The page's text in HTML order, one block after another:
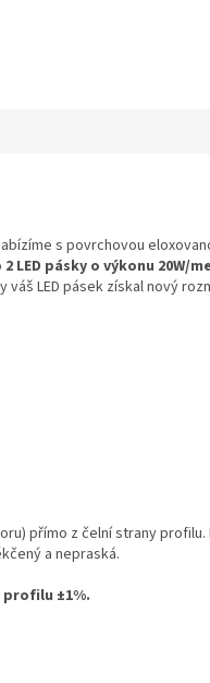
s povrchovou
2 LED pásky o výkonu 20W/
LED pásek získal nový
přímo z čelní strany
a nepraská.
±1%.